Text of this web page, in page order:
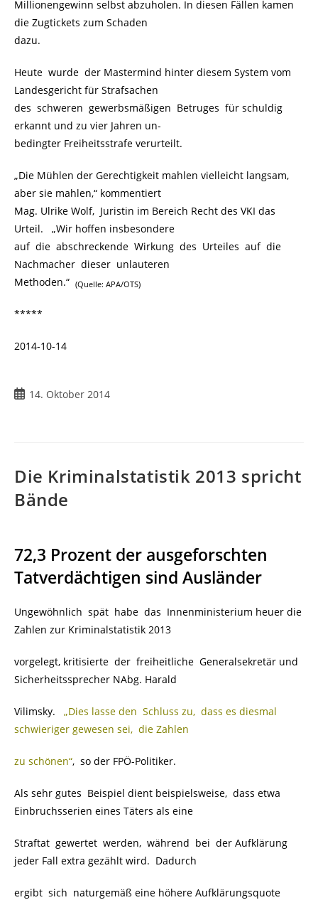
Millionengewinn selbst abzuholen. In diesen Fällen kamen
die Zugtickets zum Schaden
dazu.
Heute wurde der Mastermind hinter diesem System vom
Landesgericht für Strafsachen
des schweren gewerbsmäßigen Betruges für schuldig
erkannt und zu vier Jahren un-
bedingter Freiheitsstrafe verurteilt.
„Die Mühlen der Gerechtigkeit mahlen vielleicht langsam,
aber sie mahlen,“ kommentiert
Mag. Ulrike Wolf, Juristin im Bereich Recht des VKI das
Urteil. „Wir hoffen insbesondere
auf die abschreckende Wirkung des Urteiles auf die
Nachmacher dieser unlauteren
Methoden.“ (Quelle: APA/OTS)
*****
2014-10-14
Beitrag14. Oktober 2014
Die Kriminalstatistik 2013 spricht
Bände
72,3 Prozent der ausgeforschten
Tatverdächtigen sind Ausländer
Ungewöhnlich spät habe das Innenministerium heuer die
Zahlen zur Kriminalstatistik 2013
vorgelegt, kritisierte der freiheitliche Generalsekretär und
Sicherheitssprecher NAbg. Harald
Vilimsky. „Dies lasse den Schluss zu, dass es diesmal
schwieriger gewesen sei, die Zahlen
zu schönen“, so der FPÖ-Politiker.
Als sehr gutes Beispiel dient beispielsweise, dass etwa
Einbruchsserien eines Täters als eine
Straftat gewertet werden, während bei der Aufklärung
jeder Fall extra gezählt wird. Dadurch
ergibt sich naturgemäß eine höhere Aufklärungsquote